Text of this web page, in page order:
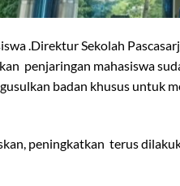
.Direktur Sekolah
penjaringan mahasiswa
badan khusus untuk
peningkatkan terus